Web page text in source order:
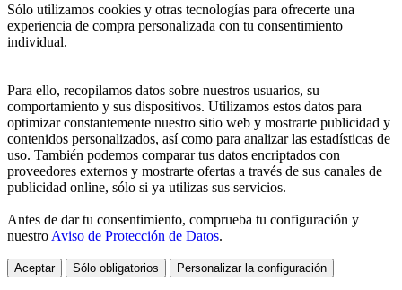
Sólo utilizamos cookies y otras tecnologías para ofrecerte una
experiencia de compra personalizada con tu consentimiento
individual.
Para ello, recopilamos datos sobre nuestros usuarios, su
comportamiento y sus dispositivos. Utilizamos estos datos para
optimizar constantemente nuestro sitio web y mostrarte publicidad y
contenidos personalizados, así como para analizar las estadísticas de
uso. También podemos comparar tus datos encriptados con
proveedores externos y mostrarte ofertas a través de sus canales de
publicidad online, sólo si ya utilizas sus servicios.
Antes de dar tu consentimiento, comprueba tu configuración y
nuestro Aviso de Protección de Datos.
Aceptar Sólo obligatorios Personalizar la configuración